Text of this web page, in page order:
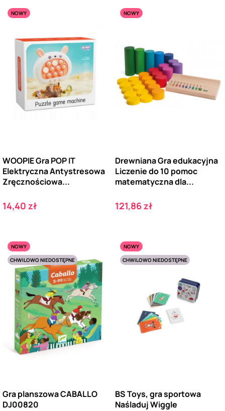
NOWY
WOOPIE Gra POP IT
Elektryczna Antystresowa
Zręcznościowa...
Cena
14,40 zł
NOWY
Drewniana Gra edukacyjna
Liczenie do 10 pomoc
matematyczna dla...
Cena
121,86 zł
NOWY
CHWILOWO NIEDOSTĘPNE
Gra planszowa CABALLO
DJ00820
NOWY
CHWILOWO NIEDOSTĘPNE
BS Toys, gra sportowa
Naśladuj Wiggle